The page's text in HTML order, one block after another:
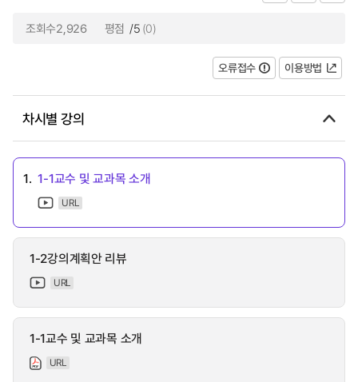
조회수2,926 평점 /5 (0)
오류접수 이용방법
차시별 강의
1. 1-1교수 및 교과목 소개
URL
1-2강의계획안 리뷰
URL
1-1교수 및 교과목 소개
URL